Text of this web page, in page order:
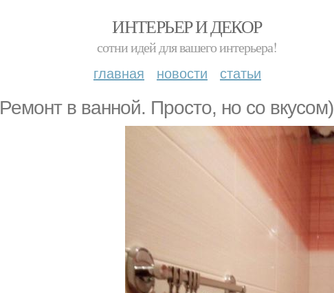
ИНТЕРЬЕР И ДЕКОР
сотни идей для вашего интерьера!
главная новости статьи
Ремонт в ванной. Просто, но со вкусом)